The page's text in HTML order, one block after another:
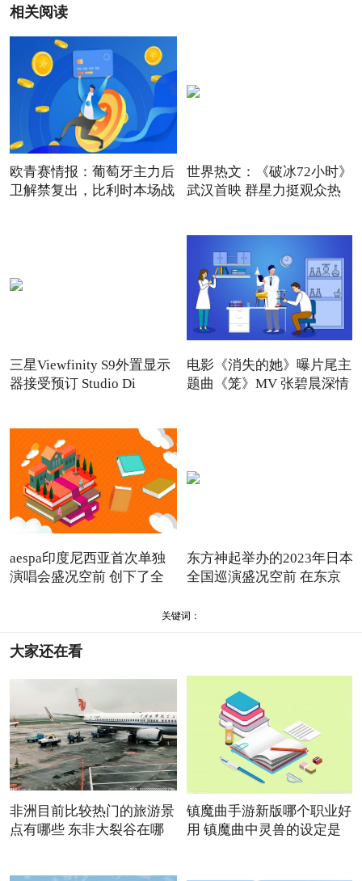
相关阅读
欧青赛情报：葡萄牙主力后
卫解禁复出，比利时本场战
世界热文：《破冰72小时》
武汉首映 群星力挺观众热
三星Viewfinity S9外置显示
器接受预订 Studio Di
电影《消失的她》曝片尾主
题曲《笼》MV 张碧晨深情
aespa印度尼西亚首次单独
演唱会盛况空前 创下了全
东方神起举办的2023年日本
全国巡演盛况空前 在东京
关键词：
大家还在看
非洲目前比较热门的旅游景
点有哪些 东非大裂谷在哪
镇魔曲手游新版哪个职业好
用 镇魔曲中灵兽的设定是